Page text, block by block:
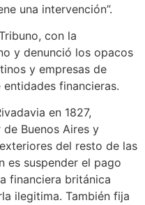
una intervención”.
con la
y denunció los opacos
y empresas de
financieras.
en 1827,
Buenos Aires y
del resto de las
es suspender el pago
financiera británica
ilegitima. También fija